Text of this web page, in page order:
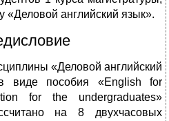
«Деловой английский язык».
«Деловой английский
виде пособия «English for
for the undergraduates»
на 8 двухчасовых